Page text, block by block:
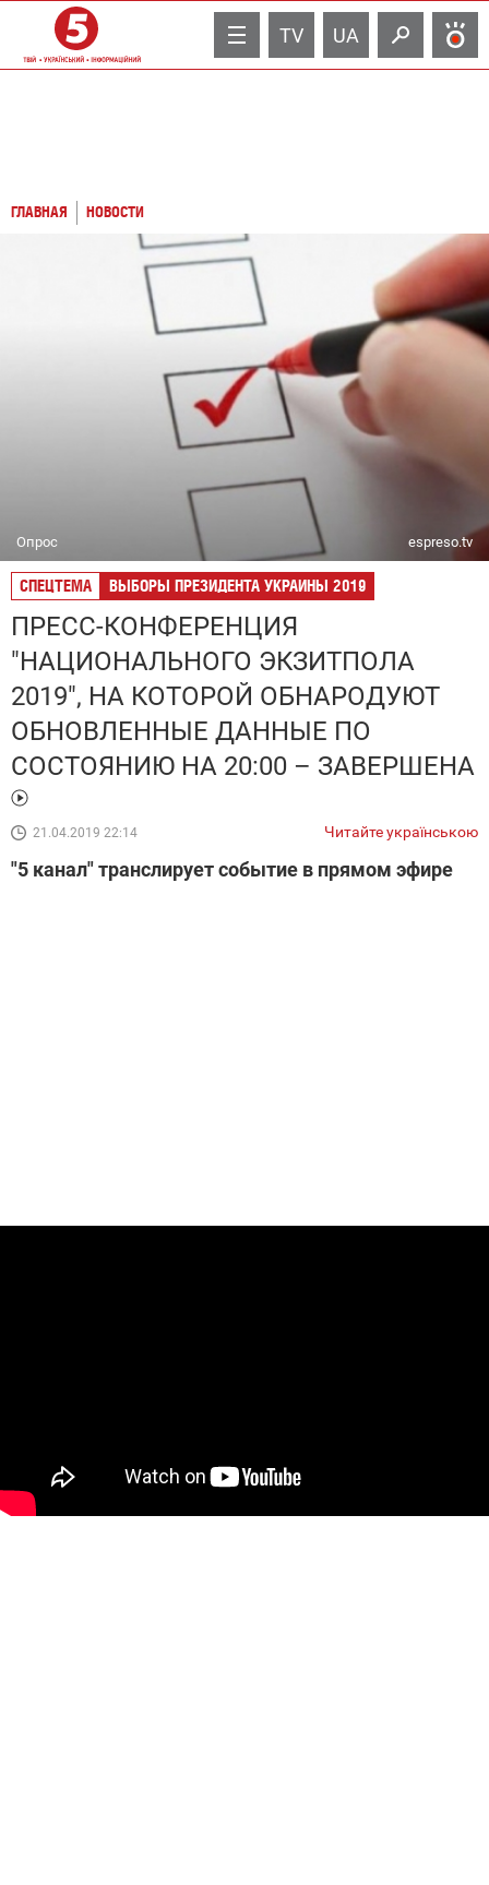
TV UA
ГЛАВНАЯ НОВОСТИ
Опрос espreso.tv
СПЕЦТЕМА ВЫБОРЫ ПРЕЗИДЕНТА УКРАИНЫ 2019
ПРЕСС-КОНФЕРЕНЦИЯ
"НАЦИОНАЛЬНОГО ЭКЗИТПОЛА
2019", НА КОТОРОЙ ОБНАРОДУЮТ
ОБНОВЛЕННЫЕ ДАННЫЕ ПО
СОСТОЯНИЮ НА 20:00 – ЗАВЕРШЕНА
21.04.2019 22:14 Читайте українською
"5 канал" транслирует событие в прямом эфире